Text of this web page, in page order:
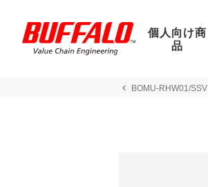
個人向け商
品
BOMU-RHW01/SSV